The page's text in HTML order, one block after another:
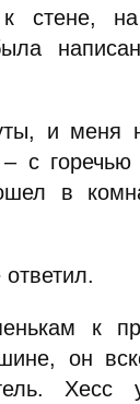
к стене,
и меня
– с
в
к
он
Хесс